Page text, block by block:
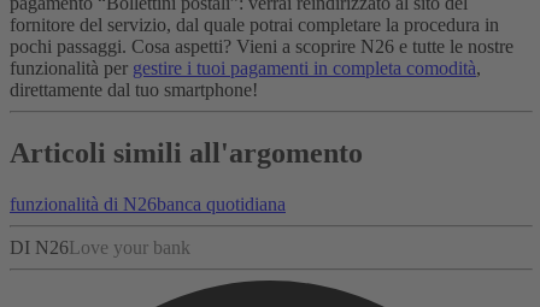
fornitore del servizio, dal quale potrai completare la procedura in
pochi passaggi. Cosa aspetti? Vieni a scoprire N26 e tutte le nostre
funzionalità per gestire i tuoi pagamenti in completa comodità,
direttamente dal tuo smartphone!
Articoli simili all'argomento
funzionalità di N26banca quotidiana
DI N26Love your bank